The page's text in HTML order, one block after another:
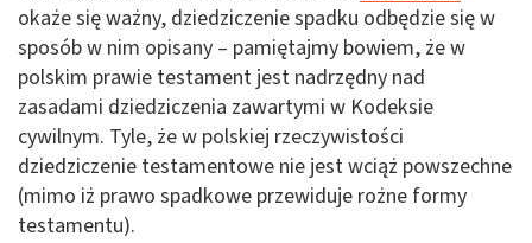
okaże się ważny, dziedziczenie spadku odbędzie się w
sposób w nim opisany – pamiętajmy bowiem, że w
polskim prawie testament jest nadrzędny nad
zasadami dziedziczenia zawartymi w Kodeksie
cywilnym. Tyle, że w polskiej rzeczywistości
dziedziczenie testamentowe nie jest wciąż powszechne
(mimo iż prawo spadkowe przewiduje rożne formy
testamentu).